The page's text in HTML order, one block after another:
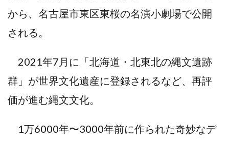
から、名古屋市東区東桜の名演小劇場で公開
される。
2021年7月に「北海道・北東北の縄文遺跡
群」が世界文化遺産に登録されるなど、再評
価が進む縄文文化。
1万6000年〜3000年前に作られた奇妙なデ